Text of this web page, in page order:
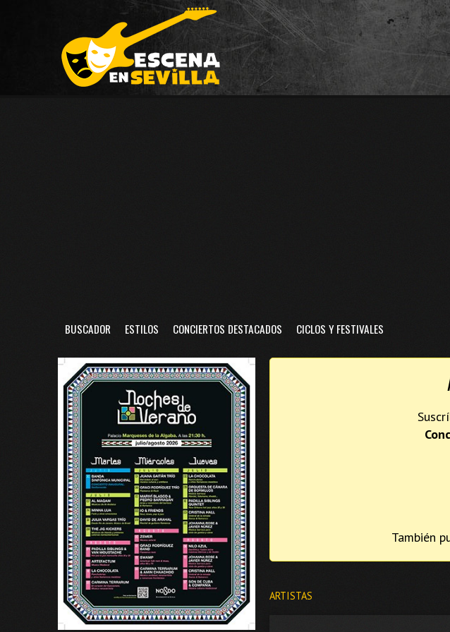
BUSCADOR ESTILOS CONCIERTOS DESTACADOS CICLOS Y FESTIVALES
También
ARTISTAS